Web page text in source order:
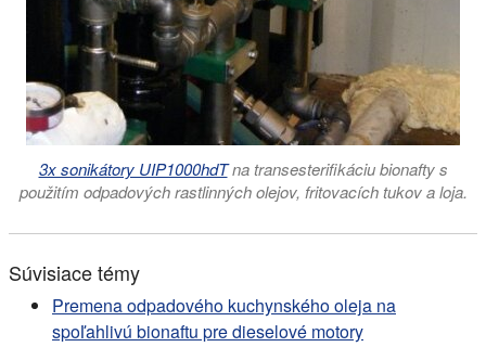
3x sonikátory UIP1000hdTna transesterifikáciu bionafty s
použitím odpadových rastlinných olejov, fritovacích tukov a loja.
Súvisiace témy
Premena odpadového kuchynského oleja na
spoľahlivú bionaftu pre dieselové motory